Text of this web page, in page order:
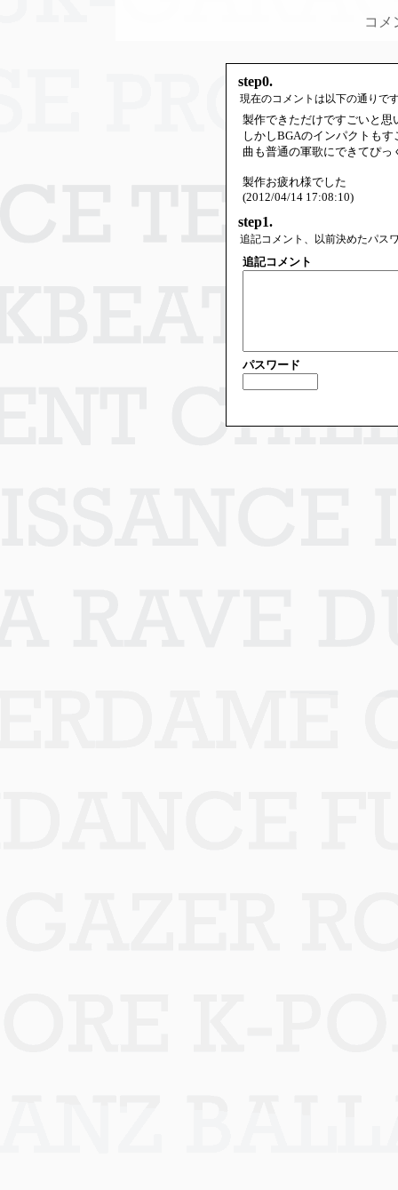
コメ
step0.
現在のコメントは以下の通りで
製作できただけですごいと思
しかしBGAのインパクトも
曲も普通の軍歌にできてぴっ
製作お疲れ様でした
(2012/04/14 17:08:10)
step1.
追記コメント、以前決めたパス
追記コメント
パスワード